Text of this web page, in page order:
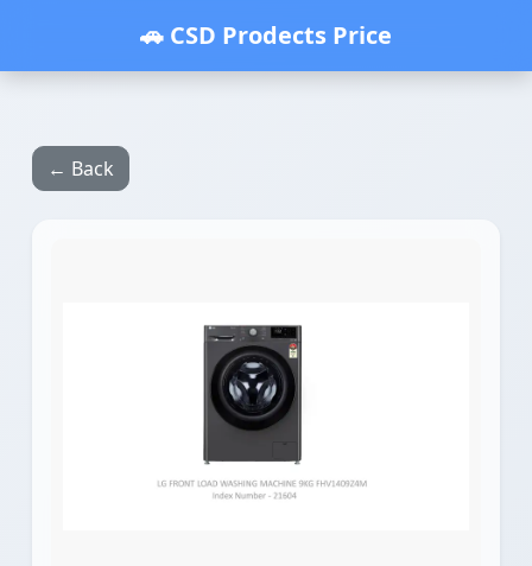
🚗 CSD Prodects Price
← Back